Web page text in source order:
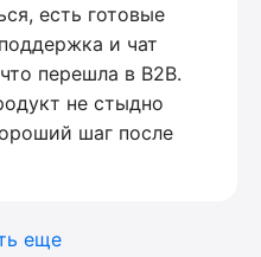
есть готовые
и чат
перешла в B2B.
не стыдно
шаг после
еще